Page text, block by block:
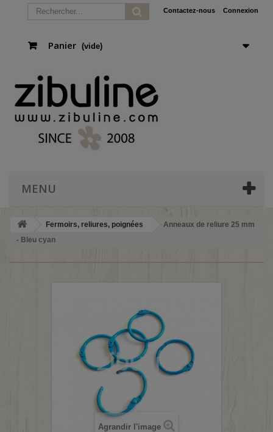
Connexion
Contactez-nous
Panier (vide)
MENU
Fermoirs, reliures, poignées
Anneaux de reliure 25 mm
- Bleu cyan
Agrandir l'image